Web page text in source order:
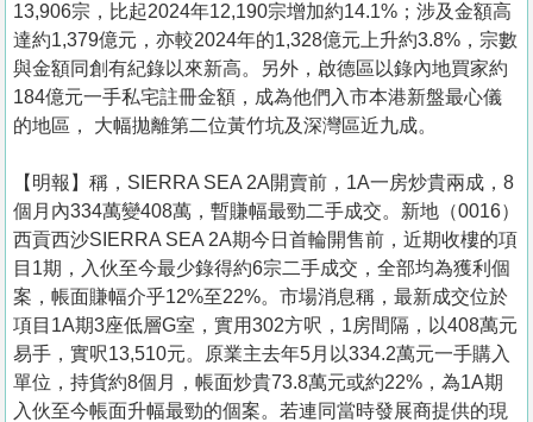
13,906宗，比起2024年12,190宗增加約14.1%；涉及金額高
達約1,379億元，亦較2024年的1,328億元上升約3.8%，宗數
與金額同創有紀錄以來新高。另外，啟德區以錄內地買家約
184億元一手私宅註冊金額，成為他們入市本港新盤最心儀
的地區， 大幅拋離第二位黃竹坑及深灣區近九成。
【明報】稱，SIERRA SEA 2A開賣前，1A一房炒貴兩成，8
個月內334萬變408萬，暫賺幅最勁二手成交。新地（0016）
西貢西沙SIERRA SEA 2A期今日首輪開售前，近期收樓的項
目1期，入伙至今最少錄得約6宗二手成交，全部均為獲利個
案，帳面賺幅介乎12%至22%。市場消息稱，最新成交位於
項目1A期3座低層G室，實用302方呎，1房間隔，以408萬元
易手，實呎13,510元。原業主去年5月以334.2萬元一手購入
單位，持貨約8個月，帳面炒貴73.8萬元或約22%，為1A期
入伙至今帳面升幅最勁的個案。若連同當時發展商提供的現